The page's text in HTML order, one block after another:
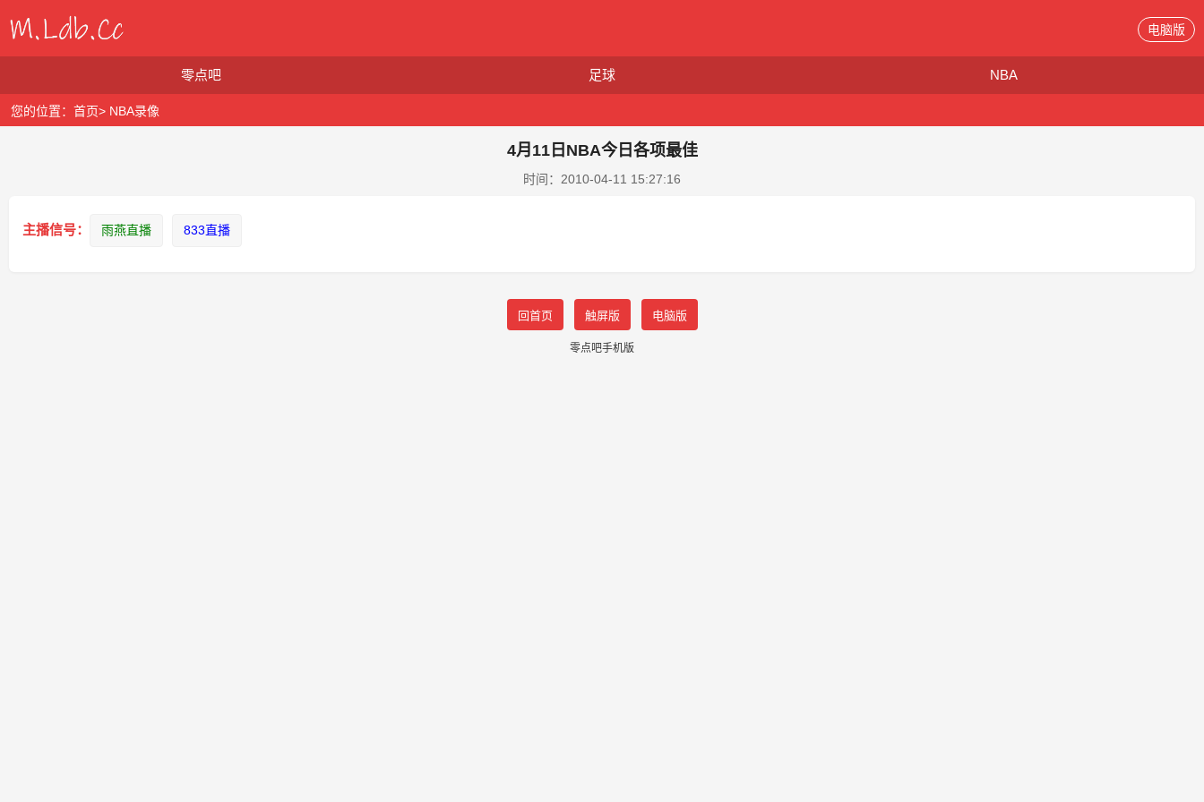
电脑版
零点吧 足球 NBA
您的位置： 首页> NBA录像
4月11日NBA今日各项最佳
时间：2010-04-11 15:27:16
主播信号： 雨燕直播 833直播
回首页 触屏版 电脑版
零点吧手机版